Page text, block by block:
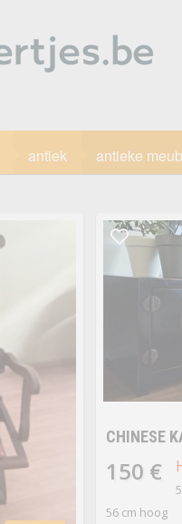
antiek antieke
CHINESE
150 €
56 cm hoog